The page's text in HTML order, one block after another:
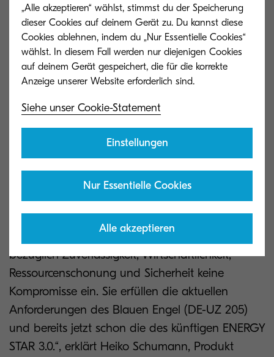
höheren Lebensdauer deutlich länger im Drucker
verbleiben – je nach Modell bis zu 500.000
Seiten.
Lediglich der Tonerbehälter muss als
reduziert sowohl Folgekosten als auch Abfall und
schont dadurch Budget und Umwelt. Das
mehrfach prämierte Verpackungsdesign auf Basis
von Recycling-Pappe mit Verzicht auf Polystyrol
(Styropor) ist ein weiterer Baustein des Kyocera
Nachhaltigkeitsgedankens.
„Die Systeme der neuen Produktserie gehen
bezüglich Zuverlässigkeit, Wirtschaftlichkeit,
Ressourcenschonung und Sicherheit keine
Kompromisse ein. Sie erfüllen die aktuellen
Anforderungen des Blauen Engel (DE-UZ 205)
und bereits jetzt schon die des künftigen ENERGY
STAR 3.0.“, erklärt Heiko Schumann, Produkt
„Alle akzeptieren“ wählst, stimmst du der Speicherung
dieser Cookies auf deinem Gerät zu. Du kannst diese
Cookies ablehnen, indem du „Nur Essentielle Cookies“
wählst. In diesem Fall werden nur diejenigen Cookies
auf deinem Gerät gespeichert, die für die korrekte
Siehe unser Cookie-Statement
Einstellungen
Nur Essentielle Cookies
Alle akzeptieren